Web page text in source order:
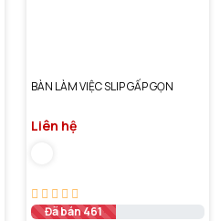
BÀN LÀM VIỆC SLIP GẤP GỌN
Liên hệ
Đã bán 461